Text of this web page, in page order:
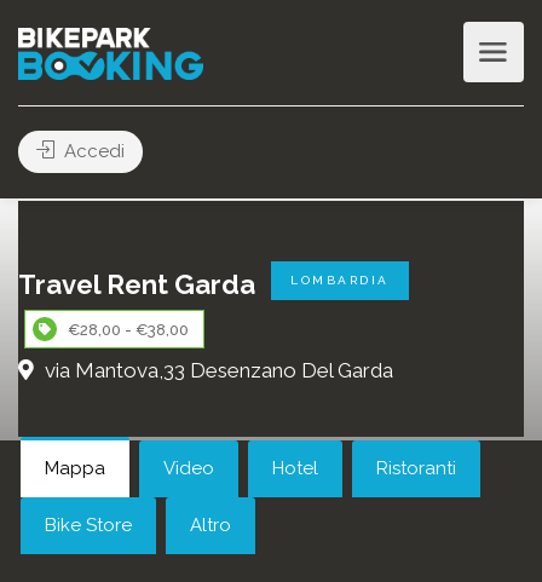
Accedi
Travel Rent Garda LOMBARDIA
€28,00 - €38,00
via Mantova,33 Desenzano Del Garda
Mappa Video Hotel Ristoranti
Bike Store Altro